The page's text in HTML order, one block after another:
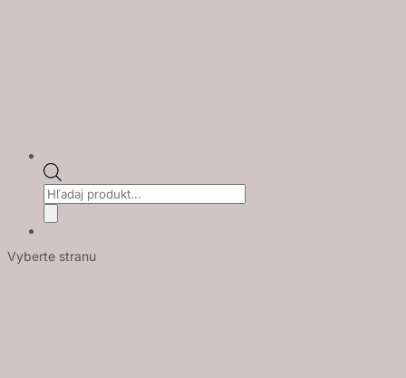
Products
search
Vyberte stranu